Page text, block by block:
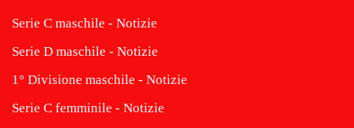
Serie C maschile - Notizie
Serie D maschile - Notizie
1° Divisione maschile - Notizie
Serie C femminile - Notizie